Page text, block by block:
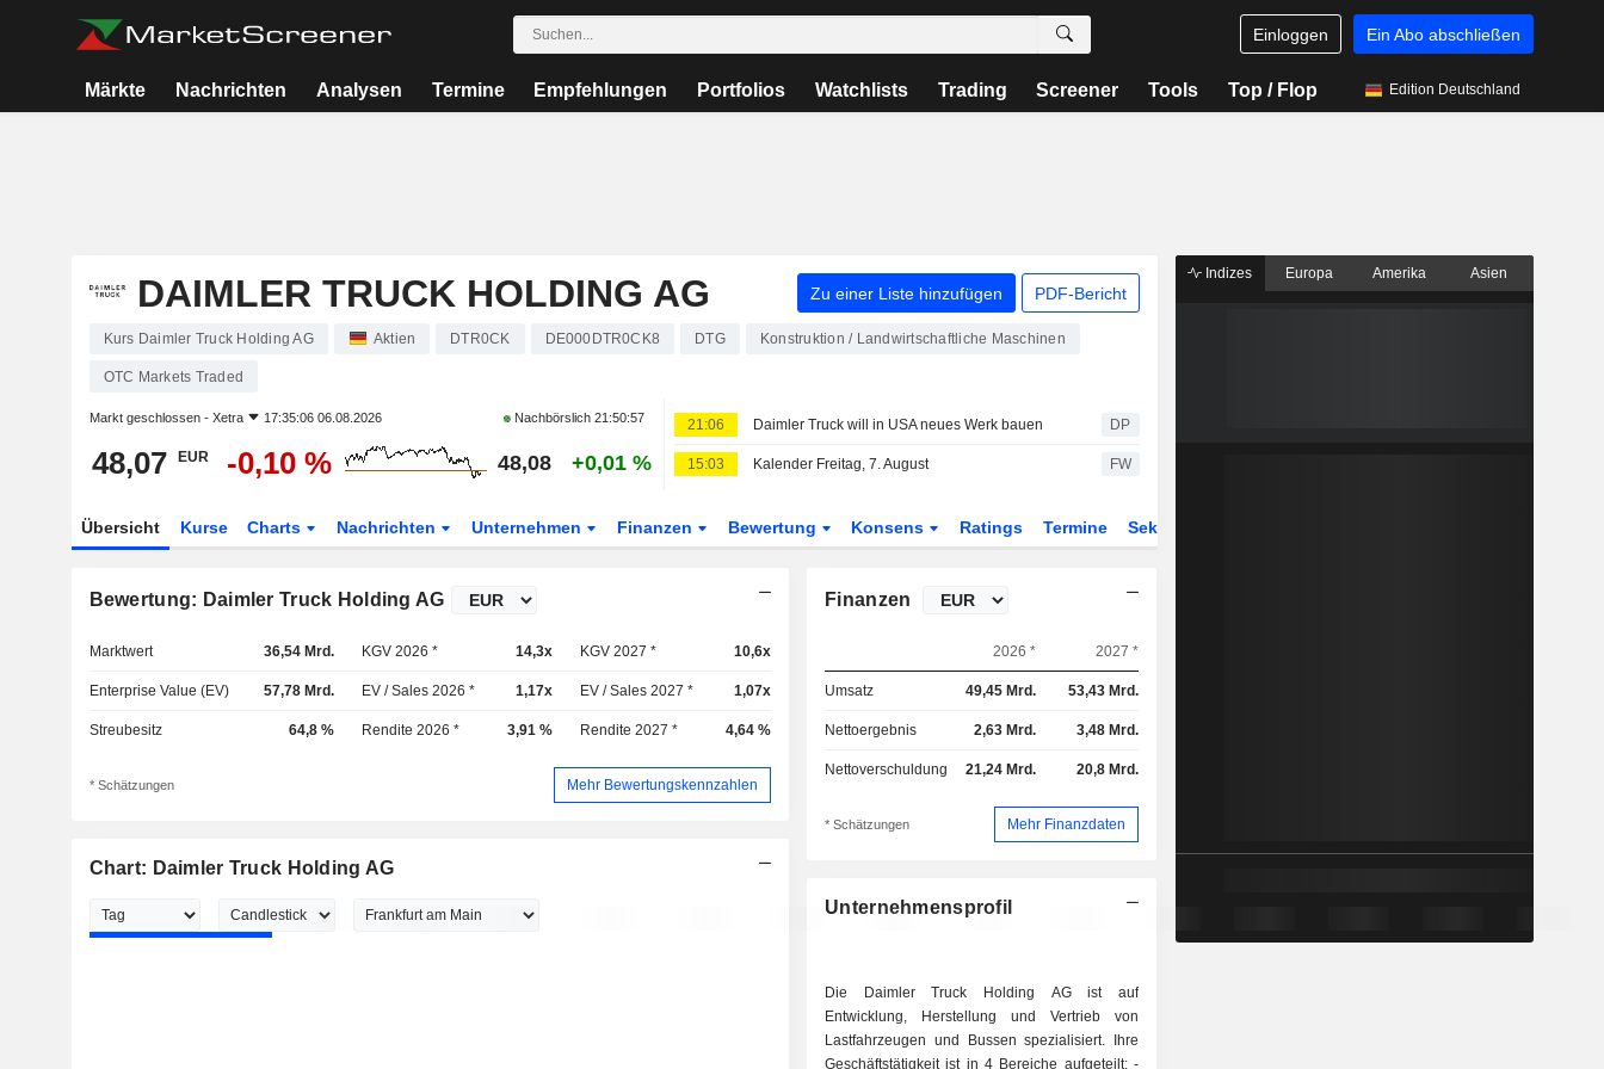
Einloggen Ein Abo abschließen
Märkte Nachrichten Analysen Termine Empfehlungen Portfolios Watchlists Trading Screener Tools Top / Flop Edition Deutschland
DAIMLER TRUCK HOLDING AG Zu einer Liste hinzufügen PDF-Bericht
Kurs Daimler Truck Holding AG Aktien DTR0CK DE000DTR0CK8 DTG Konstruktion / Landwirtschaftliche Maschinen
OTC Markets Traded
Markt geschlossen - Xetra 17:35:06 06.08.2026 Nachbörslich21:50:57
48,07 EUR -0,10 % 48,08 +0,01 %
21:06 Daimler Truck will in USA neues Werk bauen DP
15:03 Kalender Freitag, 7. August FW
Übersicht Kurse Charts Nachrichten Unternehmen Finanzen Bewertung Konsens Ratings Termine Sektor
Bewertung: Daimler Truck Holding AG
Marktwert 36,54 Mrd. KGV 2026 * 14,3x KGV 2027 * 10,6x
Enterprise Value (EV) 57,78 Mrd. EV / Sales 2026 * 1,17x EV / Sales 2027 * 1,07x
Streubesitz 64,8 % Rendite 2026 * 3,91 % Rendite 2027 * 4,64 %
* Schätzungen Mehr Bewertungskennzahlen
Chart: Daimler Truck Holding AG
Finanzen
2026 * 2027 *
Umsatz 49,45 Mrd. 53,43 Mrd.
Nettoergebnis 2,63 Mrd. 3,48 Mrd.
Nettoverschuldung 21,24 Mrd. 20,8 Mrd.
* Schätzungen Mehr Finanzdaten
Unternehmensprofil
Die Daimler Truck Holding AG ist auf
Entwicklung, Herstellung und Vertrieb von
Lastfahrzeugen und Bussen spezialisiert. Ihre
Geschäftstätigkeit ist in 4 Bereiche aufgeteilt: -
Indizes Europa Amerika Asien